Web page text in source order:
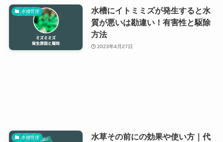
水槽管理
水槽にイトミミズが発生すると水
質が悪いは勘違い！有害性と駆除
方法
2023年4月27日
水槽管理
水草その前にの効果や使い方｜代